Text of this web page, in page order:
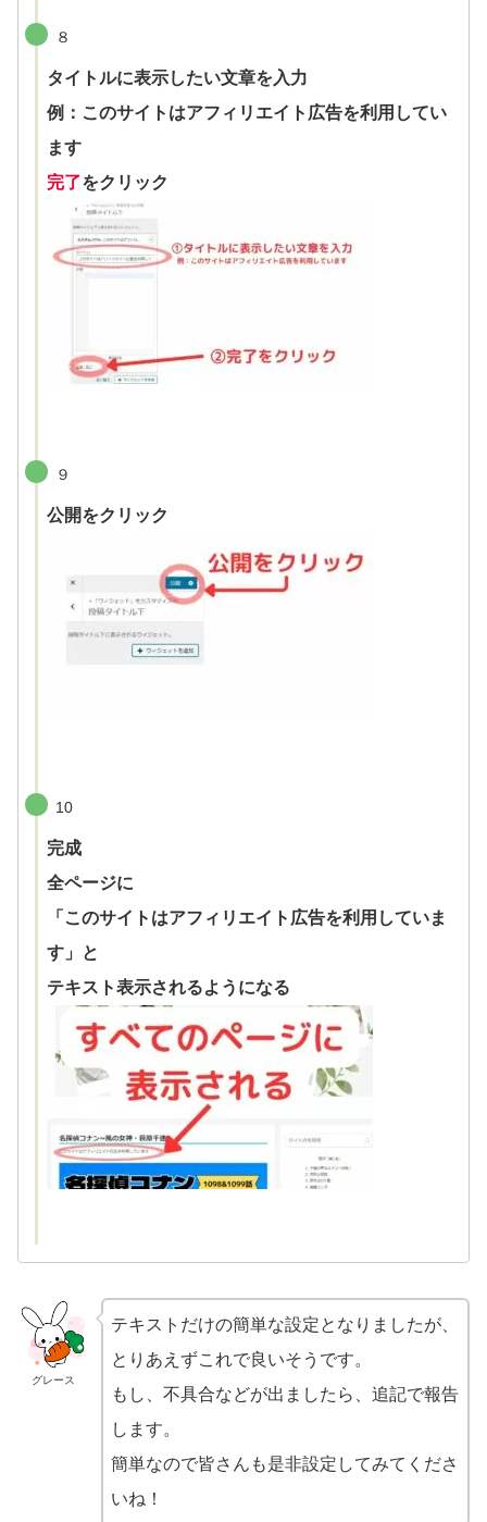
８
タイトルに表示したい文章を入力
例：このサイトはアフィリエイト広告を利用してい
ます
完了をクリック
９
公開をクリック
10
完成
全ページに
「このサイトはアフィリエイト広告を利用していま
す」と
テキスト表示されるようになる
グレース
テキストだけの簡単な設定となりましたが、
とりあえずこれで良いそうです。
もし、不具合などが出ましたら、追記で報告
します。
簡単なので皆さんも是非設定してみてくださ
いね！